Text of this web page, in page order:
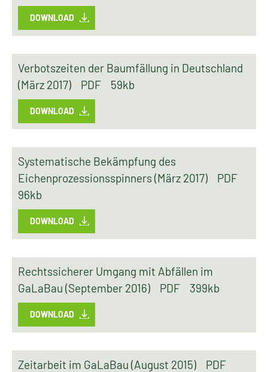
DOWNLOAD
Verbotszeiten der Baumfällung in Deutschland
(März 2017) PDF 59kb
DOWNLOAD
Systematische Bekämpfung des
Eichenprozessionsspinners (März 2017) PDF
96kb
DOWNLOAD
Rechtssicherer Umgang mit Abfällen im
GaLaBau (September 2016) PDF 399kb
DOWNLOAD
Zeitarbeit im GaLaBau (August 2015) PDF